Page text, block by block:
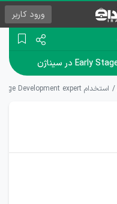
ورود کاربر
استخدام Early Stage Development expert در سیناژن